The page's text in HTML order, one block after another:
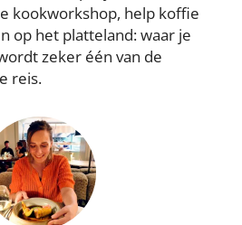
kookworkshop, help koffie
op het platteland: waar je
zeker één van de
reis.